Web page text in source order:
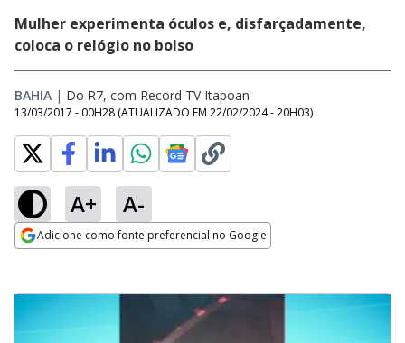
Mulher experimenta óculos e, disfarçadamente,
coloca o relógio no bolso
BAHIA | Do R7, com Record TV Itapoan
13/03/2017 - 00H28 (ATUALIZADO EM 22/02/2024 - 20H03)
A+ A-
Adicione como fonte preferencial no Google